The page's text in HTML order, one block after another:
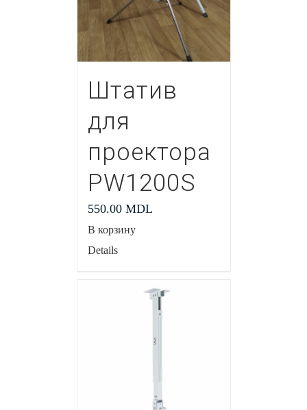
Штатив
для
проектора
PW1200S
550.00 MDL
В корзину
Details